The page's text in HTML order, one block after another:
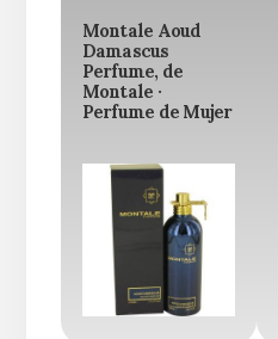
Montale Aoud
Damascus
Perfume, de
Montale ·
Perfume de Mujer